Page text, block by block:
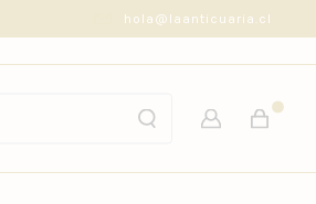
CAMBIOS Y DEVOLUCIONES GRATIS
hola@laanticuaria.cl